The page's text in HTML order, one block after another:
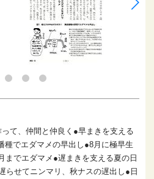
て、仲間と仲良く●早まきを支える
種でエダマメの早出し●8月に極早生
までエダマメ●遅まきを支える夏の日
らせてニンマリ、秋ナスの遅出し●日